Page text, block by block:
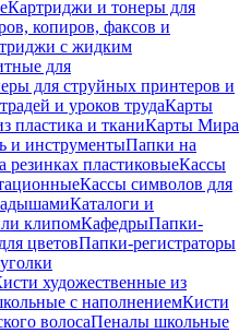
Картриджи и тонеры для
копиров, факсов и
с жидким
для
для струйных принтеров и
и уроков трудаКарты
пластика и тканиКарты Мира
и инструментыПапки на
резинках пластиковыеКассы
Кассы символов для
Каталоги и
клипомКафедрыПапки-
цветовПапки-регистраторы
художественные из
с наполнениемКисти
волосаПеналы школьные